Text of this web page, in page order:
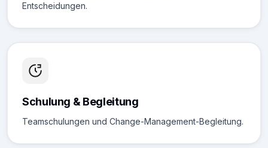
Entscheidungen.
Schulung & Begleitung
Teamschulungen und Change-Management-Begleitung.